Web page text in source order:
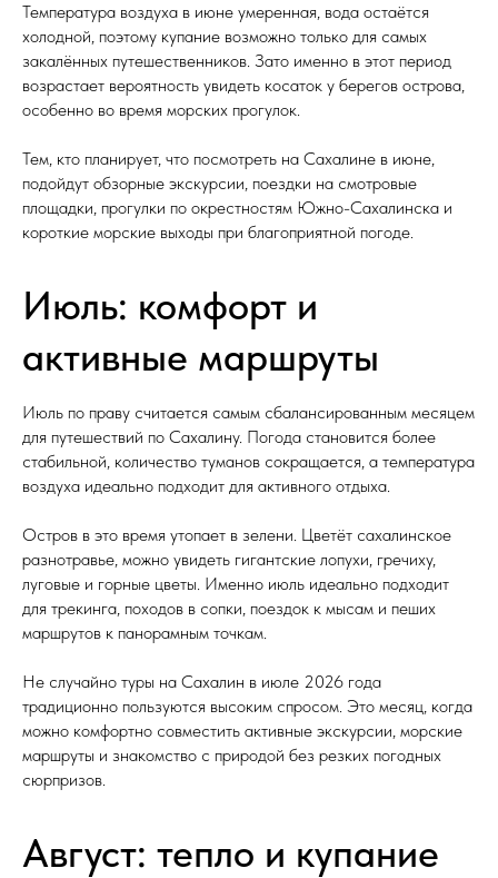
Температура воздуха в июне умеренная, вода остаётся
холодной, поэтому купание возможно только для самых
закалённых путешественников. Зато именно в этот период
возрастает вероятность увидеть косаток у берегов острова,
особенно во время морских прогулок.
Тем, кто планирует, что посмотреть на Сахалине в июне,
подойдут обзорные экскурсии, поездки на смотровые
площадки, прогулки по окрестностям Южно-Сахалинска и
короткие морские выходы при благоприятной погоде.
Июль: комфорт и
активные маршруты
Июль по праву считается самым сбалансированным месяцем
для путешествий по Сахалину. Погода становится более
стабильной, количество туманов сокращается, а температура
воздуха идеально подходит для активного отдыха.
Остров в это время утопает в зелени. Цветёт сахалинское
разнотравье, можно увидеть гигантские лопухи, гречиху,
луговые и горные цветы. Именно июль идеально подходит
для трекинга, походов в сопки, поездок к мысам и пеших
маршрутов к панорамным точкам.
Не случайно туры на Сахалин в июле 2026 года
традиционно пользуются высоким спросом. Это месяц, когда
можно комфортно совместить активные экскурсии, морские
маршруты и знакомство с природой без резких погодных
сюрпризов.
Август: тепло и купание